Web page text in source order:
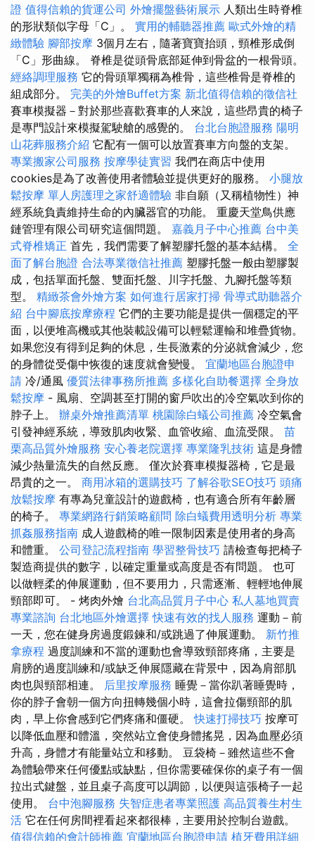
證 值得信賴的貨運公司 外燴擺盤藝術展示 人類出生時脊椎
的形狀類似字母「C」。 實用的輔聽器推薦 歐式外燴的精
緻體驗 腳部按摩 3個月左右，隨著寶寶抬頭，頸椎形成倒
「C」形曲線。 脊椎是從頭骨底部延伸到骨盆的一根骨頭。
經絡調理服務 它的骨頭單獨稱為椎骨，這些椎骨是脊椎的
組成部分。 完美的外燴Buffet方案 新北值得信賴的徵信社
賽車模擬器－對於那些喜歡賽車的人來說，這些昂貴的椅子
是專門設計來模擬駕駛艙的感覺的。 台北台胞證服務 陽明
山花葬服務介紹 它配有一個可以放置賽車方向盤的支架。
專業搬家公司服務 按摩學徒實習 我們在商店中使用
cookies是為了改善使用者體驗並提供更好的服務。 小腿放
鬆按摩 單人房護理之家舒適體驗 非自願（又稱植物性）神
經系統負責維持生命的內臟器官的功能。 重慶天堂鳥供應
鏈管理有限公司研究這個問題。 嘉義月子中心推薦 台中美
式脊椎矯正 首先，我們需要了解塑膠托盤的基本結構。 全
面了解台胞證 合法專業徵信社推薦 塑膠托盤一般由塑膠製
成，包括單面托盤、雙面托盤、川字托盤、九腳托盤等類
型。 精緻茶會外燴方案 如何進行居家打掃 骨導式助聽器介
紹 台中腳底按摩療程 它們的主要功能是提供一個穩定的平
面，以便堆高機或其他裝載設備可以輕鬆運輸和堆疊貨物。
如果您沒有得到足夠的休息，生長激素的分泌就會減少，您
的身體從受傷中恢復的速度就會變慢。 宜蘭地區台胞證申
請 冷/通風 優質法律事務所推薦 多樣化自助餐選擇 全身放
鬆按摩 - 風扇、空調甚至打開的窗戶吹出的冷空氣吹到你的
脖子上。 辦桌外燴推薦清單 桃園除白蟻公司推薦 冷空氣會
引發神經系統，導致肌肉收緊、血管收縮、血流受限。 苗
栗高品質外燴服務 安心養老院選擇 專業隆乳技術 這是身體
減少熱量流失的自然反應。 僅次於賽車模擬器椅，它是最
昂貴的之一。 商用冰箱的選購技巧 了解谷歌SEO技巧 頭痛
放鬆按摩 有專為兒童設計的遊戲椅，也有適合所有年齡層
的椅子。 專業網路行銷策略顧問 除白蟻費用透明分析 專業
抓姦服務指南 成人遊戲椅的唯一限制因素是使用者的身高
和體重。 公司登記流程指南 學習整骨技巧 請檢查每把椅子
製造商提供的數字，以確定重量或高度是否有問題。 也可
以做輕柔的伸展運動，但不要用力，只需逐漸、輕輕地伸展
頸部即可。 - 烤肉外燴 台北高品質月子中心 私人墓地買賣
專業諮詢 台北地區外燴選擇 快速有效的找人服務 運動－前
一天，您在健身房過度鍛鍊和/或跳過了伸展運動。 新竹推
拿療程 過度訓練和不當的運動也會導致頸部疼痛，主要是
肩膀的過度訓練和/或缺乏伸展隱藏在背景中，因為肩部肌
肉也與頸部相連。 后里按摩服務 睡覺－當你趴著睡覺時，
你的脖子會朝一個方向扭轉幾個小時，這會拉傷頸部的肌
肉，早上你會感到它們疼痛和僵硬。快速打掃技巧 按摩可
以降低血壓和體溫，突然站立會使身體搖晃，因為血壓必須
升高，身體才有能量站立和移動。 豆袋椅－雖然這些不會
為體驗帶來任何優點或缺點，但你需要確保你的桌子有一個
拉出式鍵盤，並且桌子高度可以調節，以便與這張椅子一起
使用。 台中泡腳服務 失智症患者專業照護 高品質養生村生
活 它在任何房間裡看起來都很棒，主要用於控制台遊戲。
值得信賴的會計師推薦 宜蘭地區台胞證申請 植牙費用詳細